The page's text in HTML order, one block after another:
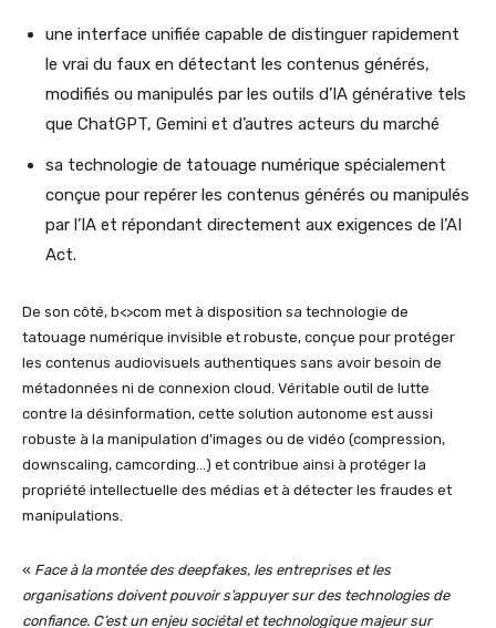
une interface unifiée capable de distinguer rapidement
le vrai du faux en détectant les contenus générés,
modifiés ou manipulés par les outils d’IA générative tels
que ChatGPT, Gemini et d’autres acteurs du marché
sa technologie de tatouage numérique spécialement
conçue pour repérer les contenus générés ou manipulés
par l’IA et répondant directement aux exigences de l’AI
Act.
De son côté, b<>com met à disposition sa technologie de
tatouage numérique invisible et robuste, conçue pour protéger
les contenus audiovisuels authentiques sans avoir besoin de
métadonnées ni de connexion cloud. Véritable outil de lutte
contre la désinformation, cette solution autonome est aussi
robuste à la manipulation d’images ou de vidéo (compression,
downscaling, camcording…) et contribue ainsi à protéger la
propriété intellectuelle des médias et à détecter les fraudes et
manipulations.
« Face à la montée des deepfakes, les entreprises et les
organisations doivent pouvoir s’appuyer sur des technologies de
confiance. C’est un enjeu sociétal et technologique majeur sur